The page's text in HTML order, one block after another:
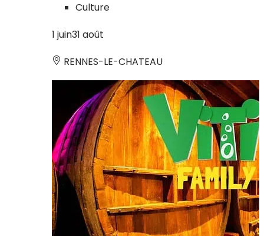
Culture
1 juin31 août
RENNES-LE-CHATEAU